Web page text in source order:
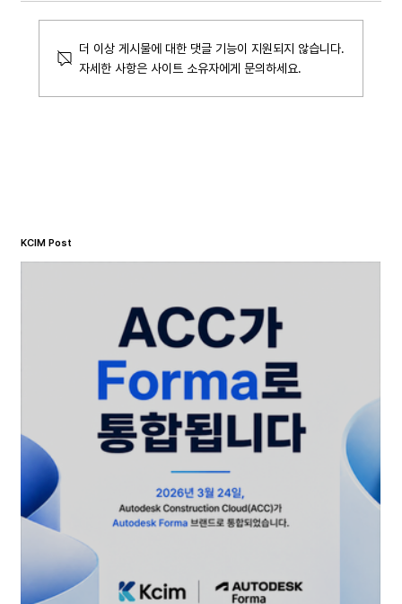
KCIM Post
더 이상 게시물에 대한 댓글 기능이 지원되지 않습니다.
자세한 사항은 사이트 소유자에게 문의하세요.